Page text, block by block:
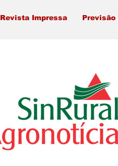
Revista Impressa Previsão